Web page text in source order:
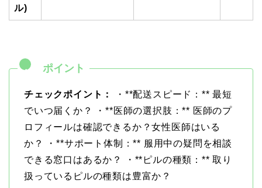
ル)
チェックポイント：
・**配送スピード：** 最短
でいつ届くか？ ・**医師の選択肢：** 医師のプ
ロフィールは確認できるか？女性医師はいる
か？ ・**サポート体制：** 服用中の疑問を相談
できる窓口はあるか？ ・**ピルの種類：** 取り
扱っているピルの種類は豊富か？